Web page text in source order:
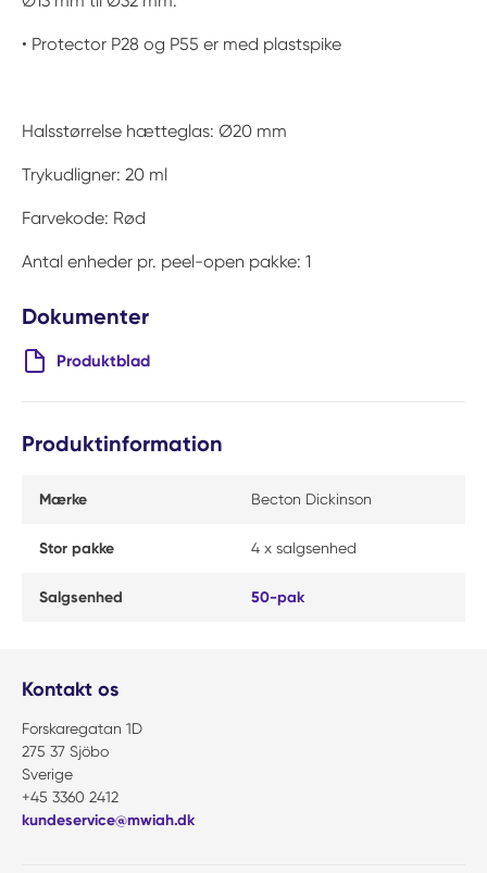
• Protector P28 og P55 er med plastspike
Halsstørrelse hætteglas: Ø20 mm
Trykudligner: 20 ml
Farvekode: Rød
Antal enheder pr. peel-open pakke: 1
Dokumenter
Produktblad
Produktinformation
Mærke Becton Dickinson
Stor pakke 4 x salgsenhed
Salgsenhed 50-pak
Kontakt os
Forskaregatan 1D
275 37 Sjöbo
Sverige
+45 3360 2412
kundeservice@mwiah.dk